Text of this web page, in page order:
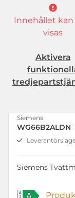
Innehållet
visas
Aktivera
Siemens
WG66B2ALDN
Siemens